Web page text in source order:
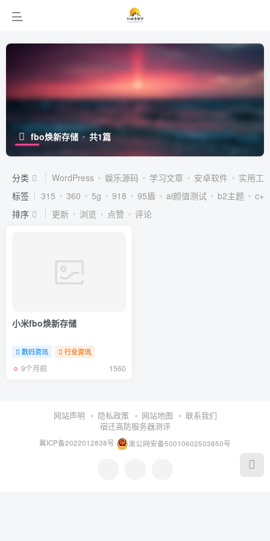
fbo焕新存储 共1篇
分类 WordPress 娱乐源码 学习文章 安卓软件
实用工
标签
315 360 5g 918 95盾 ai颜值测试 b2主题
c++
排序
更新 浏览 点赞 评论
小米fbo焕新存储
数码资讯 行业资讯
9个月前 1560
网站声明 隐私政策 网站地图
联系我们
宿迁高防服务器测评
冀ICP备2022012838号 渝公网安备50010602503850号